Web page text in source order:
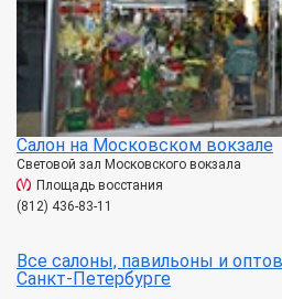
Салон на Московском вокзале
Световой зал Московского вокзала
Площадь восстания
(812) 436-83-11
Все салоны, павильоны и
Санкт-Петербурге